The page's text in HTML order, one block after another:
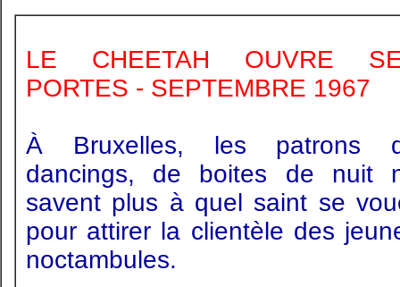
LE CHEETAH OUVRE
PORTES - SEPTEMBRE 1967
À Bruxelles, les patrons
dancings, de boites de nuit
savent plus à quel saint se
pour attirer la clientèle des
noctambules.